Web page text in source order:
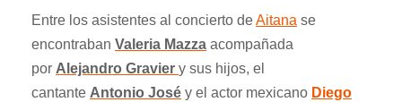
Entre los asistentes al concierto deAitana se
encontraban Valeria Mazza acompañada
por Alejandro Gravier y sus hijos, el
cantante Antonio José y el actor mexicano Diego